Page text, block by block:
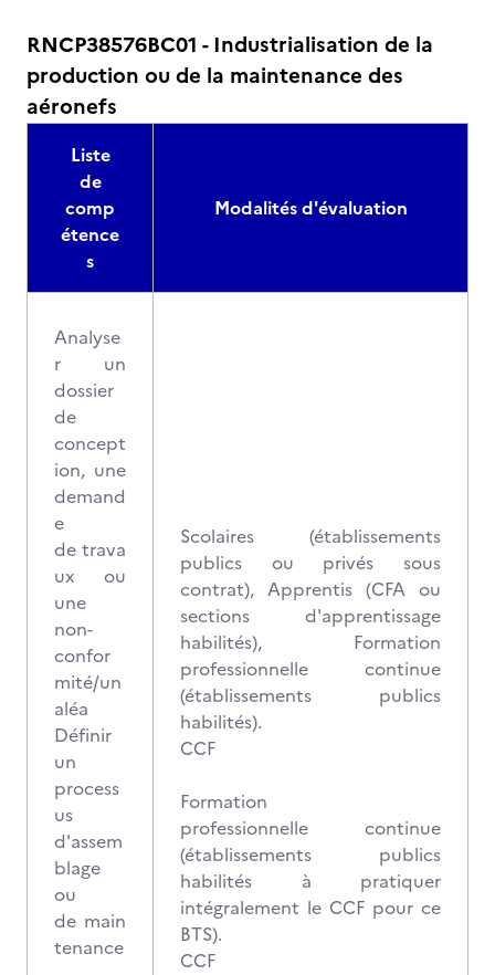
RNCP38576BC01 - Industrialisation de la
production ou de la maintenance des
aéronefs
Liste
de
comp
étence
s
Modalités d'évaluation
Analyse
r un
dossier
de
concept
ion, une
demand
e
de trava
ux ou
une
non-
confor
mité/un
aléa
Définir
un
process
us
d'assem
blage
ou
de main
tenance
Scolaires (établissements
publics ou privés sous
contrat), Apprentis (CFA ou
sections d'apprentissage
habilités), Formation
professionnelle continue
(établissements publics
habilités).
CCF
Formation
professionnelle continue
(établissements publics
habilités à pratiquer
intégralement le CCF pour ce
BTS).
CCF